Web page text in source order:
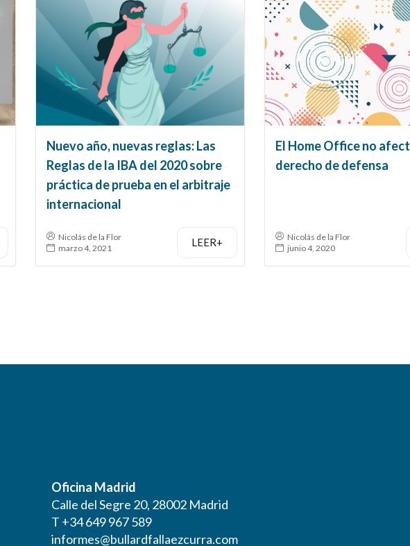
Nuevo año, nuevas reglas: Las
Reglas de la IBA del 2020 sobre
práctica de prueba en el arbitraje
internacional
Nicolás de la Flor
marzo 4, 2021
LEER+
El Home Office no
derecho de defensa
Nicolás de la Flor
junio 4, 2020
Oficina Madrid
Calle del Segre 20, 28002 Madrid
T +34 649 967 589
informes@bullardfallaezcurra.com